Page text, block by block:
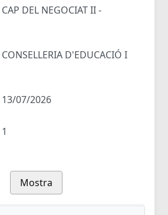
CAP DEL NEGOCIAT II -
CONSELLERIA D'EDUCACIÓ I
13/07/2026
1
Mostra